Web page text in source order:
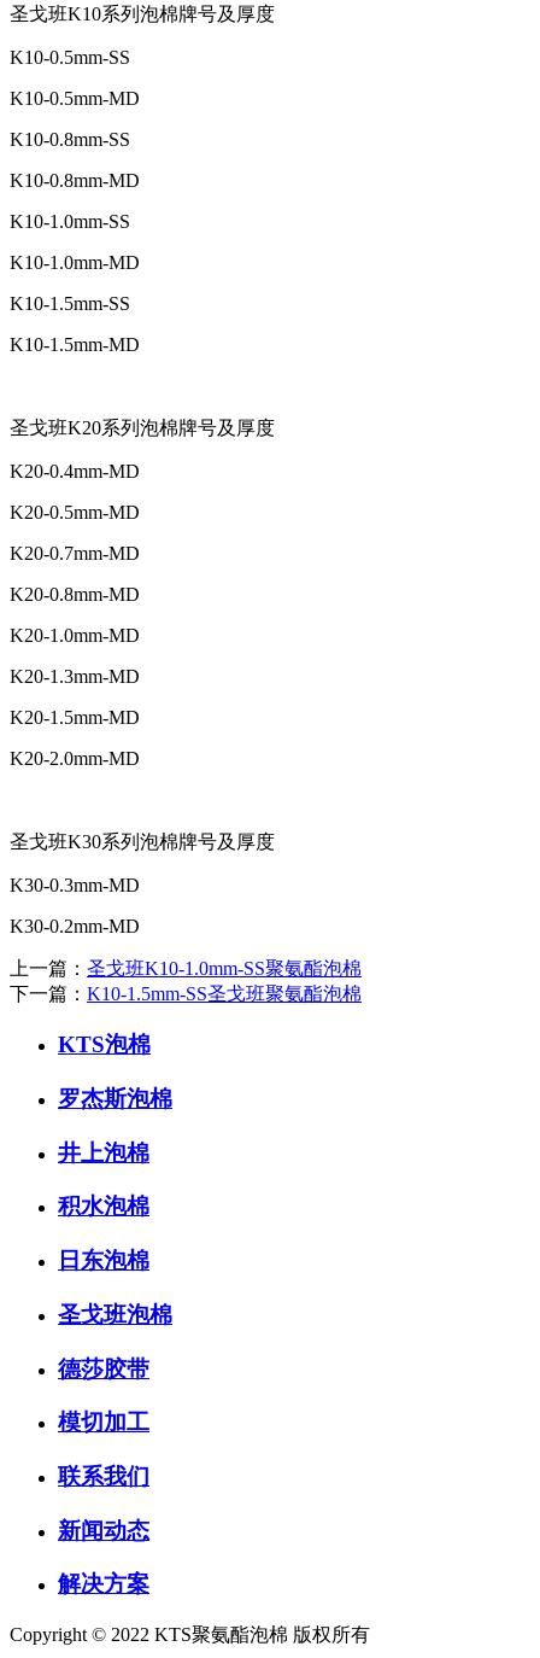
圣戈班K10系列泡棉牌号及厚度
K10-0.5mm-SS
K10-0.5mm-MD
K10-0.8mm-SS
K10-0.8mm-MD
K10-1.0mm-SS
K10-1.0mm-MD
K10-1.5mm-SS
K10-1.5mm-MD
圣戈班K20系列泡棉牌号及厚度
K20-0.4mm-MD
K20-0.5mm-MD
K20-0.7mm-MD
K20-0.8mm-MD
K20-1.0mm-MD
K20-1.3mm-MD
K20-1.5mm-MD
K20-2.0mm-MD
圣戈班K30系列泡棉牌号及厚度
K30-0.3mm-MD
K30-0.2mm-MD
上一篇： 圣戈班K10-1.0mm-SS聚氨酯泡棉
下一篇： K10-1.5mm-SS圣戈班聚氨酯泡棉
KTS泡棉
罗杰斯泡棉
井上泡棉
积水泡棉
日东泡棉
圣戈班泡棉
德莎胶带
模切加工
联系我们
新闻动态
解决方案
Copyright © 2022 KTS聚氨酯泡棉 版权所有